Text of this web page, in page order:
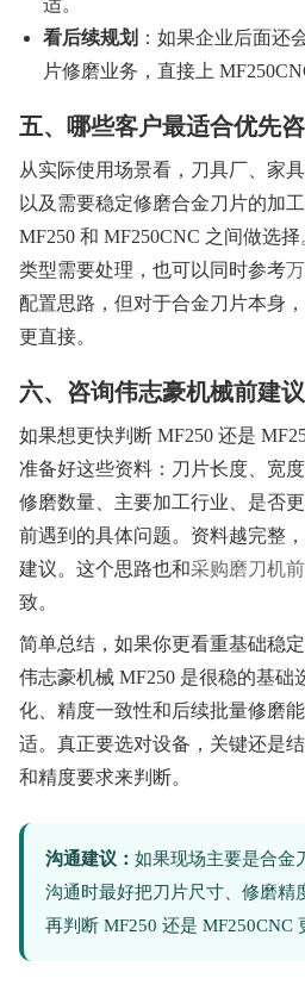
适。
看后续规划 ：如果企业后面还
片修磨业务，直接上
五、哪些客户最适合优先
从实际使用场景看，刀具厂、家
以及需要稳定修磨合金刀片的加
MF250 和 MF250CNC 之间做选
类型需要处理，也可以同时参考
配置思路，但对于合金刀片本身
更直接。
六、咨询伟志豪机械前建
如果想更快判断 MF250 还是
准备好这些资料：刀片长度、宽
修磨数量、主要加工行业、是否
前遇到的具体问题。资料越完整
建议。这个思路也和采购磨刀机
致。
简单总结，如果你更看重基础稳
伟志豪机械 MF250 是很稳的基础
化、精度一致性和后续批量修磨
适。真正要选对设备，关键还是
和精度要求来判断。
沟通建议： 如果现场主要是合金
沟通时最好把刀片尺寸、修磨精
再判断 MF250 还是 MF250CNC